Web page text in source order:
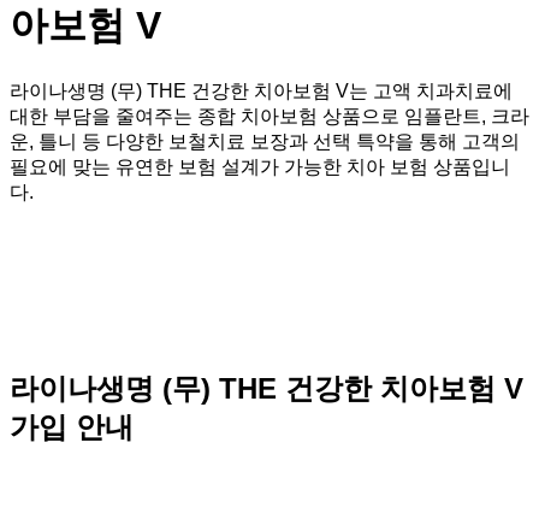
아보험 V
라이나생명 (무) THE 건강한 치아보험 V는 고액 치과치료에
대한 부담을 줄여주는 종합 치아보험 상품으로 임플란트, 크라
운, 틀니 등 다양한 보철치료 보장과 선택 특약을 통해 고객의
필요에 맞는 유연한 보험 설계가 가능한 치아 보험 상품입니
다.
라이나생명 (무) THE 건강한 치아보험 V
가입 안내